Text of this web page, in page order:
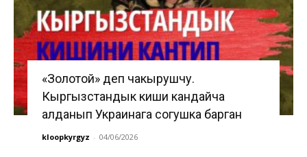
«Золотой» деп чакырушчу.
Кыргызстандык киши кандайча
алданып Украинага согушка барган
kloopkyrgyz - 04/06/2026